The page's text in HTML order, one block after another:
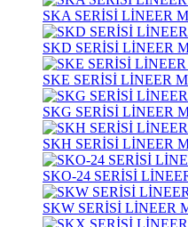
SKA SERİSİ LİNEER
SKD SERİSİ LİNEER
SKE SERİSİ LİNEER
SKG SERİSİ LİNEER
SKH SERİSİ LİNEER
SKO-24 SERİSİ
SKW SERİSİ LİNEER